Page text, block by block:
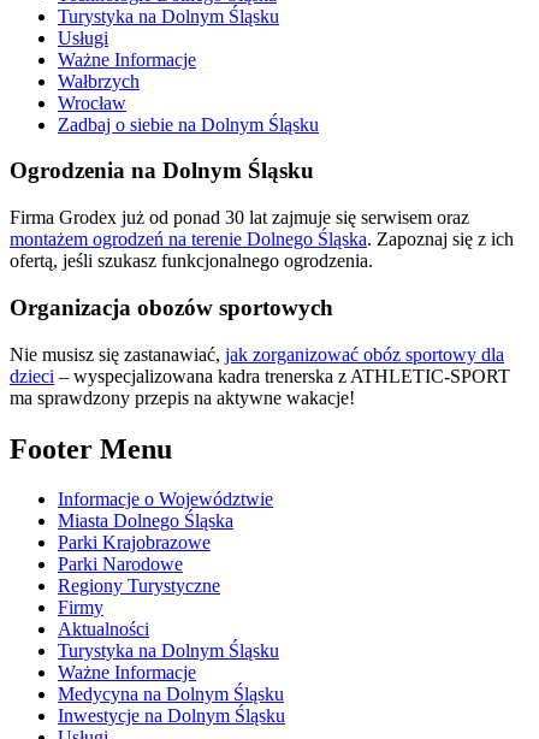
Turystyka na Dolnym Śląsku
Usługi
Ważne Informacje
Wałbrzych
Wrocław
Zadbaj o siebie na Dolnym Śląsku
Ogrodzenia na Dolnym Śląsku
Firma Grodex już od ponad 30 lat zajmuje się serwisem oraz
montażem ogrodzeń na terenie Dolnego Śląska. Zapoznaj się z ich
ofertą, jeśli szukasz funkcjonalnego ogrodzenia.
Organizacja obozów sportowych
Nie musisz się zastanawiać, jak zorganizować obóz sportowy dla
dzieci – wyspecjalizowana kadra trenerska z ATHLETIC-SPORT
ma sprawdzony przepis na aktywne wakacje!
Footer Menu
Informacje o Województwie
Miasta Dolnego Śląska
Parki Krajobrazowe
Parki Narodowe
Regiony Turystyczne
Firmy
Aktualności
Turystyka na Dolnym Śląsku
Ważne Informacje
Medycyna na Dolnym Śląsku
Inwestycje na Dolnym Śląsku